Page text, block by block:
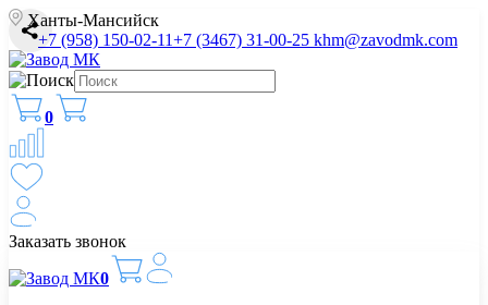
Ханты-Мансийск
+7 (958) 150-02-11+7 (3467) 31-00-25 khm@zavodmk.com
0
Заказать звонок
0